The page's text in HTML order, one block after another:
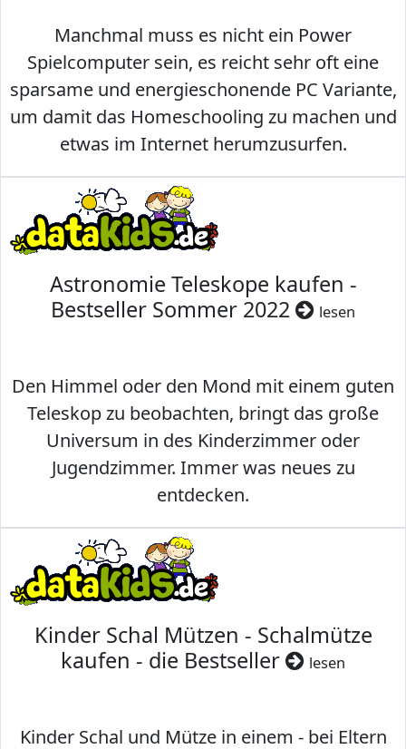
Manchmal muss es nicht ein Power
Spielcomputer sein, es reicht sehr oft eine
sparsame und energieschonende PC Variante,
um damit das Homeschooling zu machen und
etwas im Internet herumzusurfen.
Astronomie Teleskope kaufen -
Bestseller Sommer 2022
lesen
Den Himmel oder den Mond mit einem guten
Teleskop zu beobachten, bringt das große
Universum in des Kinderzimmer oder
Jugendzimmer. Immer was neues zu
entdecken.
Kinder Schal Mützen - Schalmütze
kaufen - die Bestseller
lesen
Kinder Schal und Mütze in einem - bei Eltern